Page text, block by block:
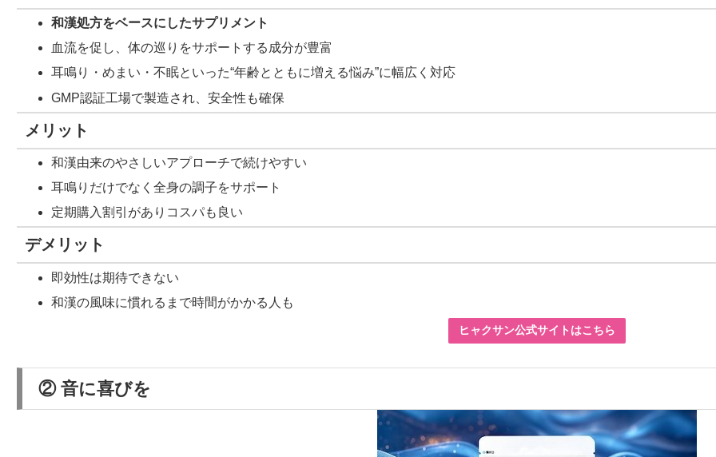
和漢処方をベースにしたサプリメント
血流を促し、体の巡りをサポートする成分が豊富
耳鳴り・めまい・不眠といった“年齢とともに増える悩み”に幅広く対応
GMP認証工場で製造され、安全性も確保
メリット
和漢由来のやさしいアプローチで続けやすい
耳鳴りだけでなく全身の調子をサポート
定期購入割引がありコスパも良い
デメリット
即効性は期待できない
和漢の風味に慣れるまで時間がかかる人も
ヒャクサン公式サイトはこちら
② 音に喜びを